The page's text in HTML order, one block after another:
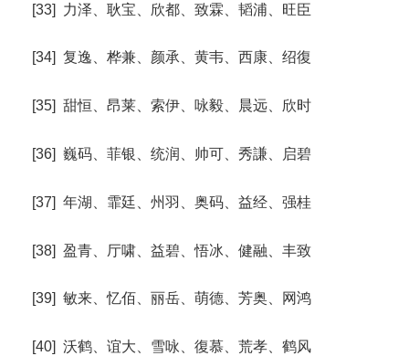
[33] 力泽、耿宝、欣都、致霖、韬浦、旺臣
[34] 复逸、桦兼、颜承、黄韦、西康、绍復
[35] 甜恒、昂莱、索伊、咏毅、晨远、欣时
[36] 巍码、菲银、统润、帅可、秀謙、启碧
[37] 年湖、霏廷、州羽、奥码、益经、强桂
[38] 盈青、厅啸、益碧、悟冰、健融、丰致
[39] 敏来、忆佰、丽岳、萌德、芳奥、网鸿
[40] 沃鹤、谊大、雪咏、復慕、荒孝、鹤风